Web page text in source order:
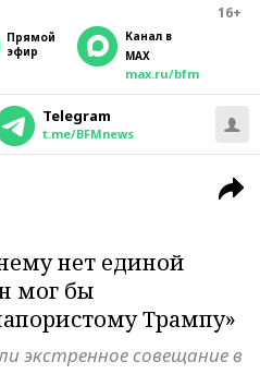
16+
прямой
эфир
Канал в
MAX
max.ru/bfm
Telegram
t.me/BFMnews
нет единой
мог бы
Трампу»
экстренное совещание в